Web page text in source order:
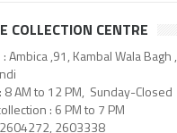
COLLECTION CENTRE
Ambica ,91, Kambal Wala Bagh ,
8 AM to 12 PM, Sunday-Closed
: 6 PM to 7 PM
2603338